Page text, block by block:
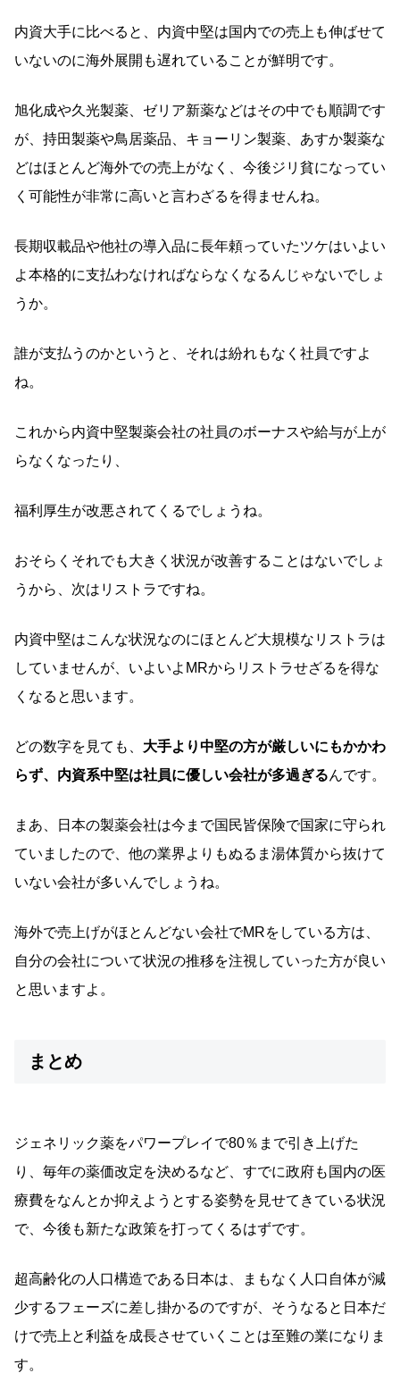
内資大手に比べると、内資中堅は国内での売上も伸ばせて
いないのに海外展開も遅れていることが鮮明です。
旭化成や久光製薬、ゼリア新薬などはその中でも順調です
が、持田製薬や鳥居薬品、キョーリン製薬、あすか製薬な
どはほとんど海外での売上がなく、今後ジリ貧になってい
く可能性が非常に高いと言わざるを得ませんね。
長期収載品や他社の導入品に長年頼っていたツケはいよい
よ本格的に支払わなければならなくなるんじゃないでしょ
うか。
誰が支払うのかというと、それは紛れもなく社員ですよ
ね。
これから内資中堅製薬会社の社員のボーナスや給与が上が
らなくなったり、
福利厚生が改悪されてくるでしょうね。
おそらくそれでも大きく状況が改善することはないでしょ
うから、次はリストラですね。
内資中堅はこんな状況なのにほとんど大規模なリストラは
していませんが、いよいよMRからリストラせざるを得な
くなると思います。
どの数字を見ても、 大手より中堅の方が厳しいにもかかわ
らず、内資系中堅は社員に優しい会社が多過ぎるんです。
まあ、日本の製薬会社は今まで国民皆保険で国家に守られ
ていましたので、他の業界よりもぬるま湯体質から抜けて
いない会社が多いんでしょうね。
海外で売上げがほとんどない会社でMRをしている方は、
自分の会社について状況の推移を注視していった方が良い
と思いますよ。
まとめ
ジェネリック薬をパワープレイで80％まで引き上げた
り、毎年の薬価改定を決めるなど、すでに政府も国内の医
療費をなんとか抑えようとする姿勢を見せてきている状況
で、今後も新たな政策を打ってくるはずです。
超高齢化の人口構造である日本は、まもなく人口自体が減
少するフェーズに差し掛かるのですが、そうなると日本だ
けで売上と利益を成長させていくことは至難の業になりま
す。